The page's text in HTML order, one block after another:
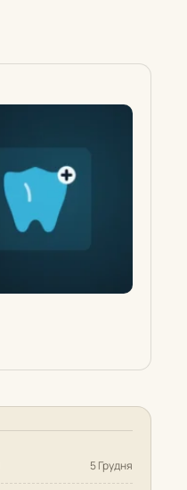
5 Грудня